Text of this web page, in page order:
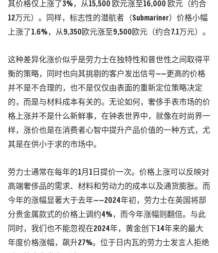
其价格仅上涨了3%，从15,500 欧元涨至16,000 欧元（约合
12万元）。同样，标志性的潜航者 （Submariner）价格小幅
上涨了1.6%，从9,350欧元涨至9,500欧元（约合7.1万元）。
这种差异化涨价似乎是劳力士在独特性和普世性之间取得平
衡的策略，同时也向其挑剔的客户发出信号——更高的价格
并不是不合理的，也不是仅仅由表面的重新定位策略决定
的，而是与材料成本有关的。无论如何，奢侈手表市场的价
格上涨并不是什么新鲜事，在钟表世界中，就像在时尚界一
样，涨价也是在消费者心智中提升产品价值的一种方式，尤
其是在供小于求的市场中。
劳力士通常在每年的1月1日提价一次。价格上涨可以反映对
高端奢侈品的需求、材料和劳动力的成本以及通货膨胀。而
今年的涨幅显著大于去年——2024年初，劳力士在英国将部
分贵金属款式的价格上调约4%，而今年涨幅则翻倍。与此
同时，我们也不能忽视在2024年，黄金创下14年来的最大
年度价格涨幅，飙升27%。位于日内瓦的劳力士发言人拒绝